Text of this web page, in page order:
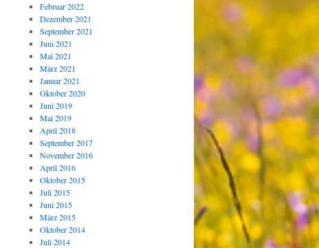
Februar 2022
Dezember 2021
September 2021
Juni 2021
Mai 2021
März 2021
Januar 2021
Oktober 2020
Juni 2019
Mai 2019
April 2018
September 2017
November 2016
April 2016
Oktober 2015
Juli 2015
Juni 2015
März 2015
Oktober 2014
Juli 2014